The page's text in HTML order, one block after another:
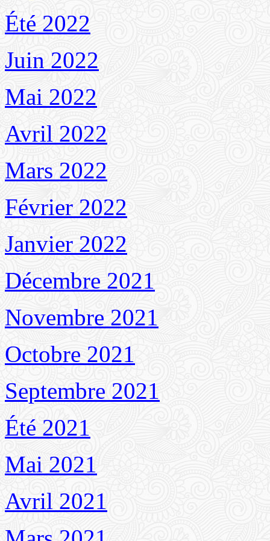
Été 2022
Juin 2022
Mai 2022
Avril 2022
Mars 2022
Février 2022
Janvier 2022
Décembre 2021
Novembre 2021
Octobre 2021
Septembre 2021
Été 2021
Mai 2021
Avril 2021